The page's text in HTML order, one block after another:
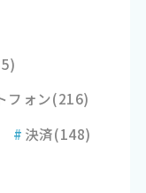
フォン(216)
# 決済(148)